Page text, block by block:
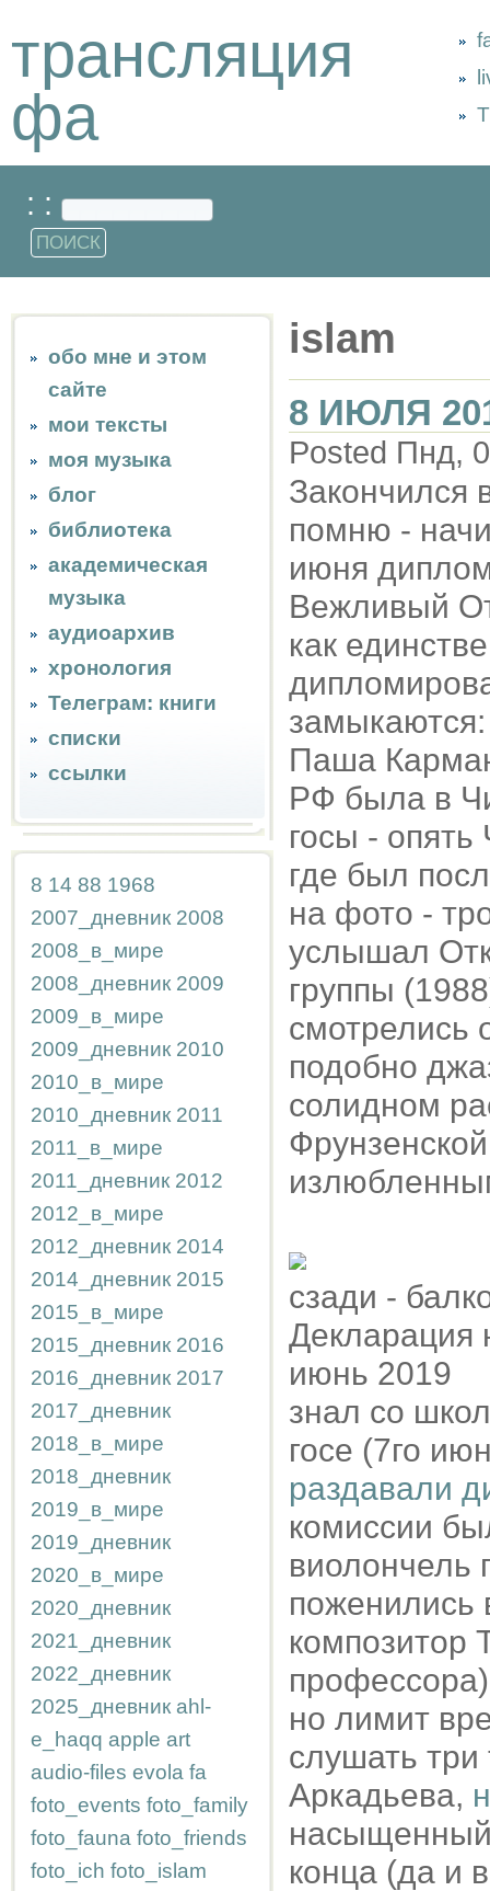
трансляция
фа
: :
обо мне и этом
сайте
мои тексты
моя музыка
блог
библиотека
академическая
музыка
аудиоархив
хронология
Телеграм: книги
списки
ссылки
8 14 88 1968
2007_дневник 2008
2008_в_мире
2008_дневник 2009
2009_в_мире
2009_дневник 2010
2010_в_мире
2010_дневник 2011
2011_в_мире
2011_дневник 2012
2012_в_мире
2012_дневник 2014
2014_дневник 2015
2015_в_мире
2015_дневник 2016
2016_дневник 2017
2017_дневник
2018_в_мире
2018_дневник
2019_в_мире
2019_дневник
2020_в_мире
2020_дневник
2021_дневник
2022_дневник
2025_дневник ahl-
e_haqq apple art
audio-files evola fa
foto_events foto_family
foto_fauna foto_friends
foto_ich foto_islam
islam
8 ИЮЛЯ
Posted Пнд,
Закончился
помню -
июня
Вежливый
как
Паша
РФ была в
госы -
где был
на фото -
услышал
группы
смотрелись
подобно
солидном
сзади -
Декларация
июнь 2019
знал со
госе (7го
раздавали
комиссии
виолончель
поженились
композитор
но лимит
слушать
Аркадьева,
насыщенный
конца (да и